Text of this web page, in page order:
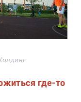
где-то